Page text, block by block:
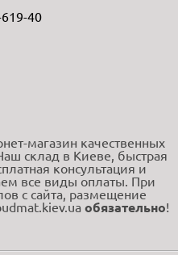
40
магазин качественных
склад в Киеве, быстрая
консультация и
все виды оплаты. При
с сайта, размещение
обязательно!